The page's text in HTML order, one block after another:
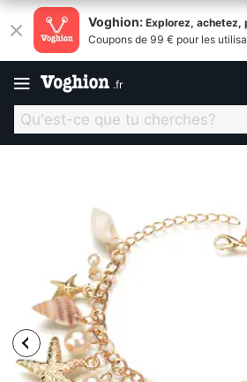
Voghion: Explorez, achetez,
Coupons de 99 € pour les
.fr